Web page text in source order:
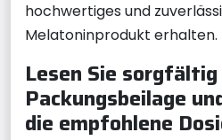
hochwertiges und
Melatoninprodukt erhalten.
Lesen Sie
Packungsbeilage
die empfohlene